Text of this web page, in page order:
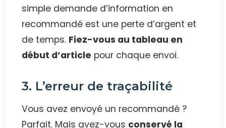
simple demande d’information en
recommandé est une perte d’argent et
de temps. Fiez-vous au tableau en
début d’article pour chaque envoi.
3. L’erreur de traçabilité
Vous avez envoyé un recommandé ?
Parfait. Mais avez-vous conservé la